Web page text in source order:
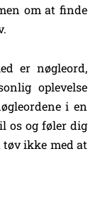
om at finde
er nøgleord,
oplevelse
i en
os og føler dig
tøv ikke med at